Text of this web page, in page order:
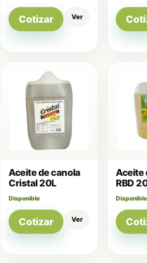
Cotizar Ver
Aceite de canola
Cristal 20L
Disponible
Cotizar Ver
Aceite
RBD
Disponible